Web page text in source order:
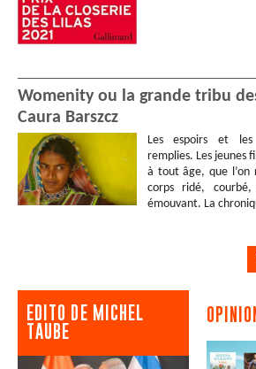
Womenity ou la grande tribu
Caura Barszcz
Les espoirs et les
remplies. Les jeunes
à tout âge, que l’on
corps ridé,
émouvant. La
EDITO DE MICHEL
TAUBE